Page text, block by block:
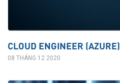
CLOUD ENGINEER (AZURE)
08 THÁNG 12 2020